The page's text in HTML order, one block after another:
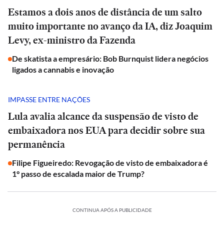
Estamos a dois anos de distância de um salto
muito importante no avanço da IA, diz Joaquim
Levy, ex-ministro da Fazenda
De skatista a empresário: Bob Burnquist lidera negócios
ligados a cannabis e inovação
IMPASSE ENTRE NAÇÕES
Lula avalia alcance da suspensão de visto de
embaixadora nos EUA para decidir sobre sua
permanência
Filipe Figueiredo: Revogação de visto de embaixadora é
1° passo de escalada maior de Trump?
CONTINUA APÓS A PUBLICIDADE